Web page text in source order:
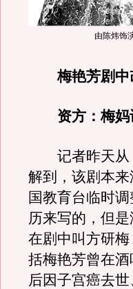
由陈炜饰
梅艳芳剧中
资方：梅
记者昨天从
解到，该剧本
国教育台临时
历来写的，但
在剧中叫方研
括梅艳芳曾在
后因子宫癌去